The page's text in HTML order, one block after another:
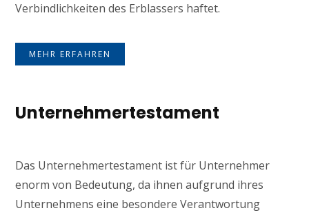
Verbindlichkeiten des Erblassers haftet.
MEHR ERFAHREN
Unternehmertestament
Das Unternehmertestament ist für Unternehmer
enorm von Bedeutung, da ihnen aufgrund ihres
Unternehmens eine besondere Verantwortung